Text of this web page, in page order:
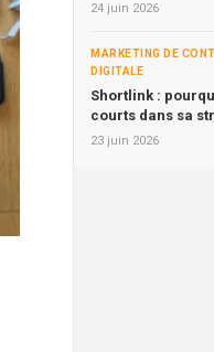
24 juin 2026
MARKETING DE
DIGITALE
Shortlink :
courts dans sa
23 juin 2026